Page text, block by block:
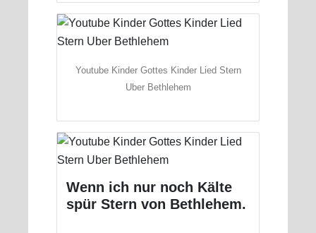
Youtube Kinder Gottes Kinder Lied Stern
Uber Bethlehem
Wenn ich nur noch Kälte
spür Stern von Bethlehem.